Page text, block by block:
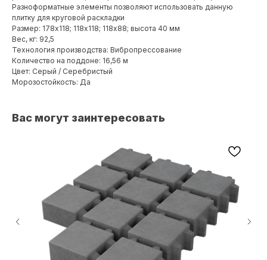
Разноформатные элементы позволяют использовать данную
плитку для круговой раскладки
Размер: 178х118; 118х118; 118х88; высота 40 мм
Вес, кг: 92,5
Технология производства: Вибропрессование
Количество на поддоне: 16,56 м
Цвет: Серый / Серебристый
Морозостойкость: Да
Вас могут заинтересовать